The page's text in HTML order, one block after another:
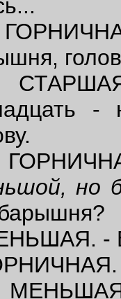
-
но
-
-
-